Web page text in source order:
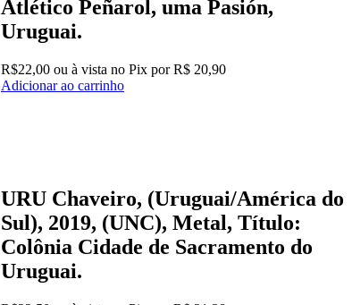
Atlético Peñarol, uma Pasión,
Uruguai.
R$22,00 ou à vista no Pix porR$ 20,90
Adicionar ao carrinho
URU Chaveiro, (Uruguai/América do
Sul), 2019, (UNC), Metal, Título:
Colônia Cidade de Sacramento do
Uruguai.